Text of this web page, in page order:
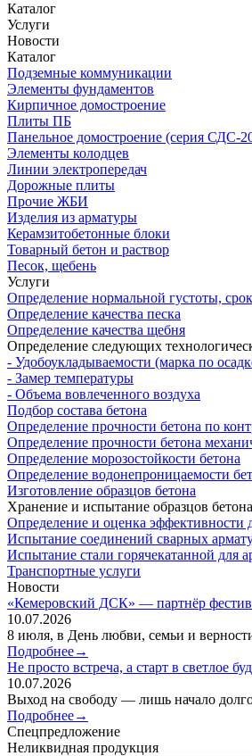
Каталог
Услуги
Новости
Каталог
Подземные коммуникации
Элементы фундаментов
Кирпичное домостроение
Плиты ПБ
Панельное домостроение (серия СДС-
Элементы колодцев
Линии электропередач
Дорожные плиты
Прочие ЖБИ
Изделия из арматуры
Керамзитобетонные блоки
Товарный бетон и раствор
Песок, щебень
Услуги
Определение нормальной густоты,
Определение качества песка
Определение качества щебня
Определение следующих
- Удобоукладываемости (марка по
- Замер температуры
- Объема вовлеченного воздуха
Подбор состава бетона
Определение прочности бетона по
Определение прочности бетона
Определение морозостойкости бетона
Определение водонепроницаемости
Изготовление образцов бетона
Хранение и испытание образцов
Определение и оценка эффективности
Испытание соединений сварных
Испытание стали горячекатанной для
Транспортные услуги
Новости
«Кемеровский ДСК» — партнёр
10.07.2026
8 июля, в День любви, семьи и
Подробнее→
Не просто встреча, а старт в светлое
10.07.2026
Выход на свободу — лишь начало
Подробнее→
Спецпредложение
Неликвидная продукция